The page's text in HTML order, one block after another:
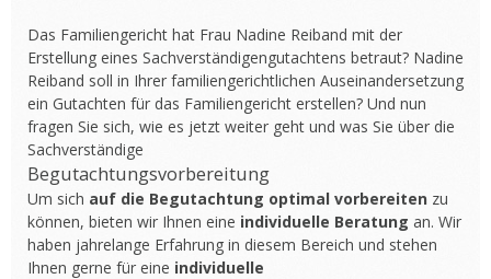
Das Familiengericht hat Frau Nadine Reiband mit der
Erstellung eines Sachverständigengutachtens betraut? Nadine
Reiband soll in Ihrer familiengerichtlichen Auseinandersetzung
ein Gutachten für das Familiengericht erstellen? Und nun
fragen Sie sich, wie es jetzt weiter geht und was Sie über die
Sachverständige
Begutachtungsvorbereitung
Um sich auf die Begutachtung optimal vorbereiten zu
können, bieten wir Ihnen eine individuelle Beratung an. Wir
haben jahrelange Erfahrung in diesem Bereich und stehen
Ihnen gerne für eine individuelle